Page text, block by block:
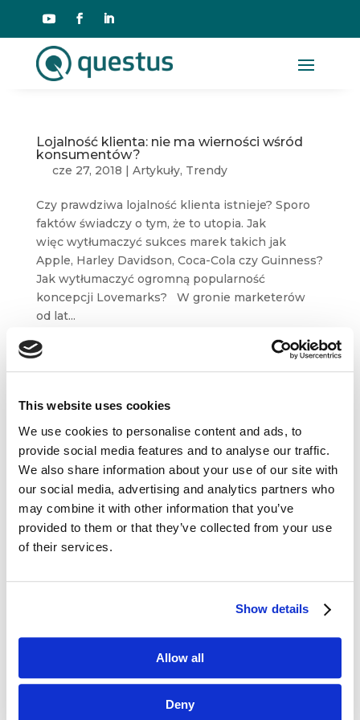
This website uses cookies
We use cookies to personalise content and ads, to
provide social media features and to analyse our traffic.
We also share information about your use of our site with
our social media, advertising and analytics partners who
may combine it with other information that you’ve
provided to them or that they’ve collected from your use
of their services.
Show details
Allow all
Deny
Lojalność klienta: nie ma wierności wśród
konsumentów?
cze 27, 2018 | Artykuły, Trendy
Czy prawdziwa lojalność klienta istnieje? Sporo
faktów świadczy o tym, że to utopia. Jak
więc wytłumaczyć sukces marek takich jak
Apple, Harley Davidson, Coca-Cola czy Guinness?
Jak wytłumaczyć ogromną popularność
koncepcji Lovemarks? W gronie marketerów
od lat...
Dane kontaktowe

questus
ul. Organizacji WiN 83/7
91-811 Łódź